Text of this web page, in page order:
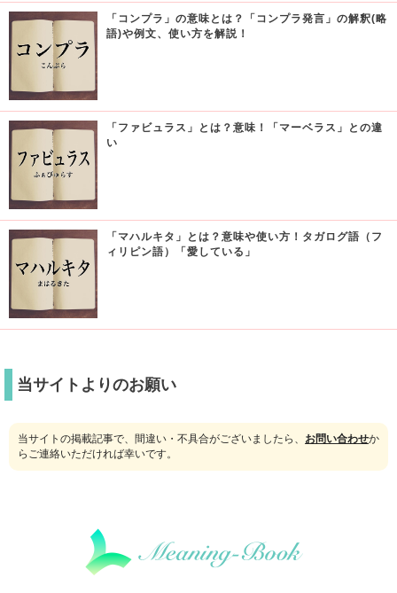
「コンプラ」の意味とは？「コンプラ発言」の解釈(略
語)や例文、使い方を解説！
「ファビュラス」とは？意味！「マーベラス」との違
い
「マハルキタ」とは？意味や使い方！タガログ語（フ
ィリピン語）「愛している」
当サイトよりのお願い
当サイトの掲載記事で、間違い・不具合がございましたら、 お問い合わせか
らご連絡いただければ幸いです。